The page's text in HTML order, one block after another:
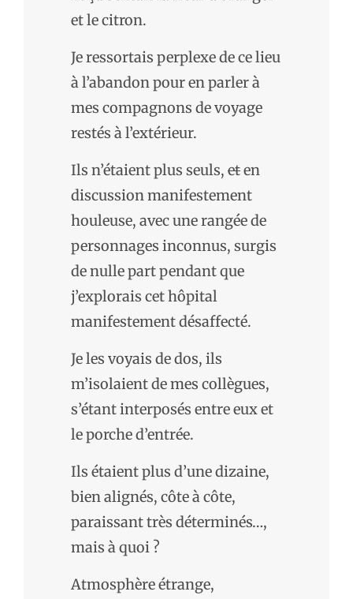
et le citron.
Je ressortais perplexe de ce lieu
à l’abandon pour en parler à
mes compagnons de voyage
restés à l’extérieur.
Ils n’étaient plus seuls, eten
discussion manifestement
houleuse, avec une rangée de
personnages inconnus, surgis
de nulle part pendant que
j’explorais cet hôpital
manifestement désaffecté.
Je les voyais de dos, ils
m’isolaient de mes collègues,
s’étant interposés entre eux et
le porche d’entrée.
Ils étaient plus d’une dizaine,
bien alignés, côte à côte,
paraissant très déterminés…,
mais à quoi ?
Atmosphère étrange,